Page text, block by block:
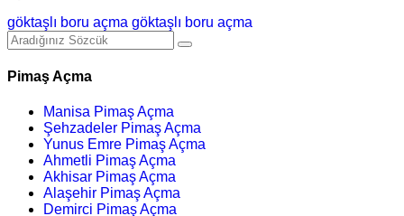
göktaşlı boru açma göktaşlı boru açma
Pimaş Açma
Manisa Pimaş Açma
Şehzadeler Pimaş Açma
Yunus Emre Pimaş Açma
Ahmetli Pimaş Açma
Akhisar Pimaş Açma
Alaşehir Pimaş Açma
Demirci Pimaş Açma